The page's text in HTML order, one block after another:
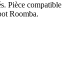
Pièce compatible
Roomba.